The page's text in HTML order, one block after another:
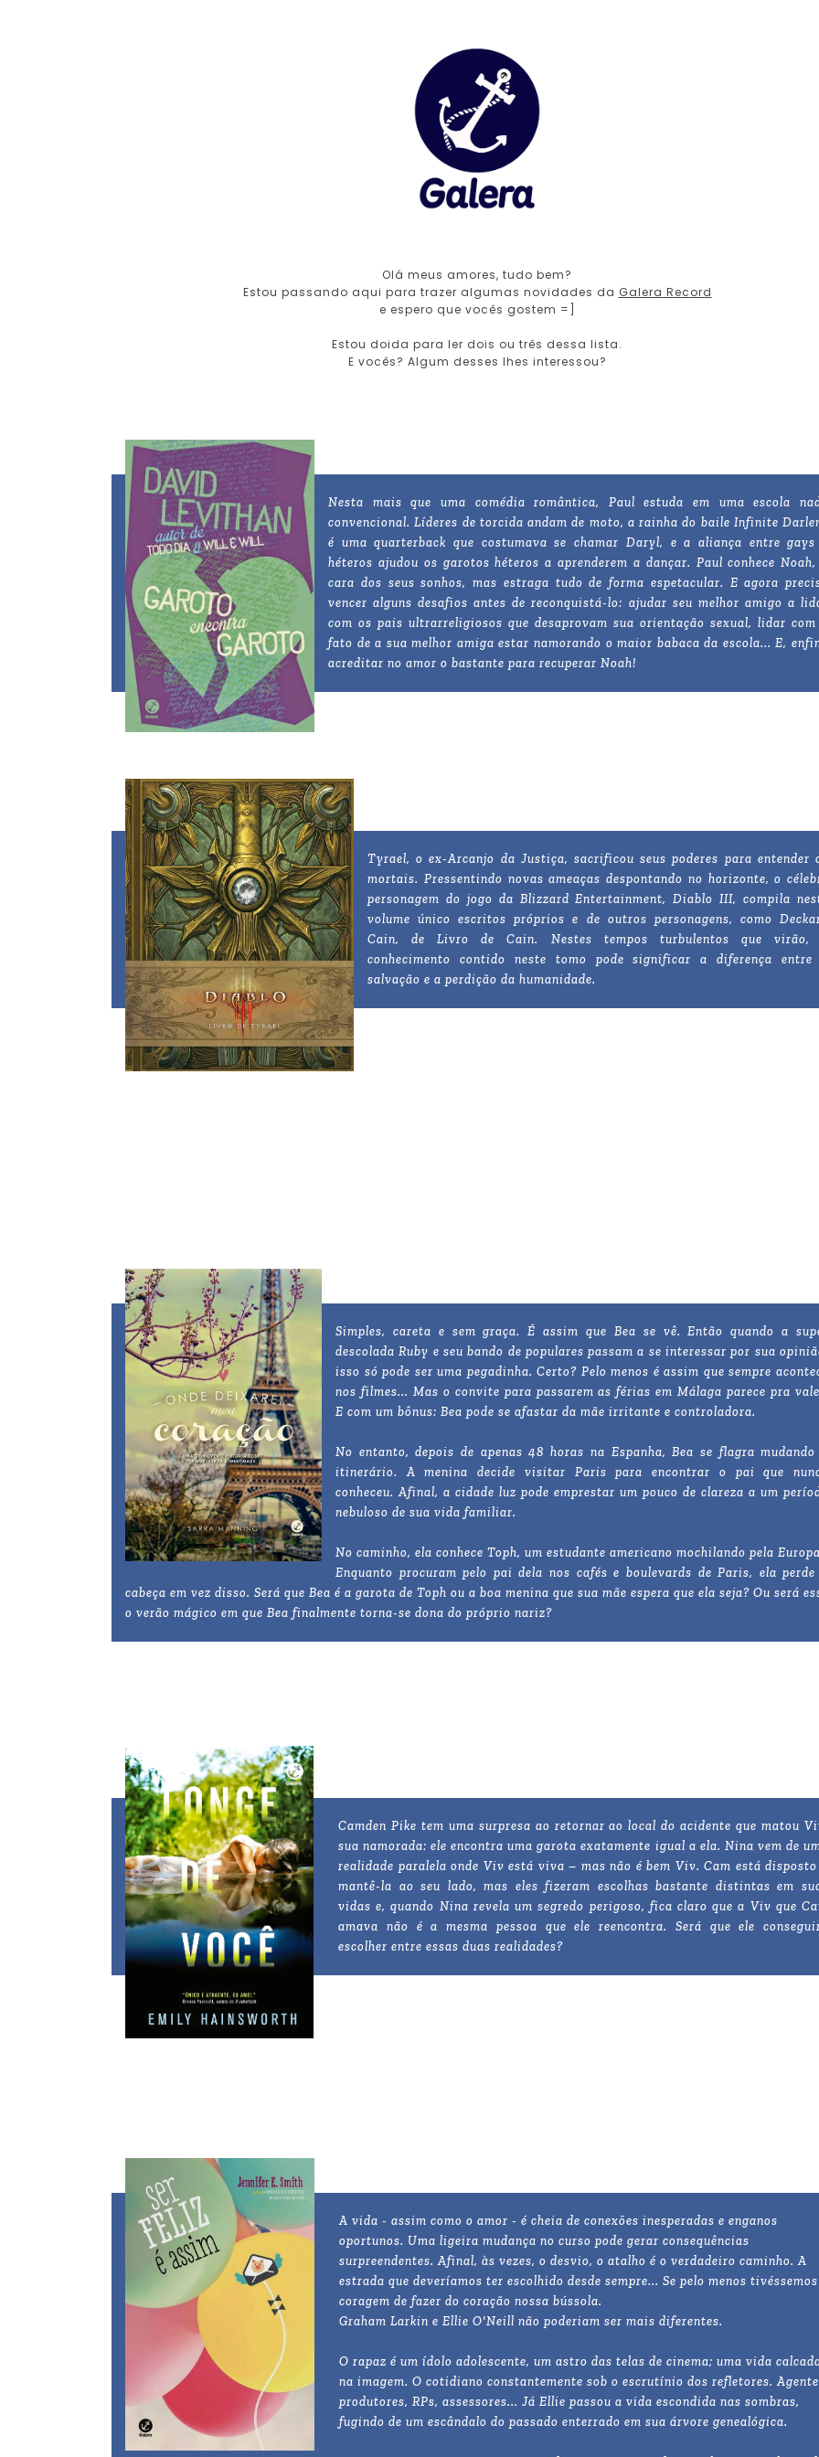
Olá meus amores, tudo bem?
Estou passando aqui para trazer algumas novidades da Galera Record
e espero que vocês gostem =]
Estou doida para ler dois ou três dessa lista.
E vocês? Algum desses lhes interessou?
Nesta mais que uma comédia romântica, Paul estuda em uma escola
convencional. Líderes de torcida andam de moto, a rainha do baile Infinite
é uma quarterback que costumava se chamar Daryl, e a aliança entre gays
héteros ajudou os garotos héteros a aprenderem a dançar. Paul conhece
cara dos seus sonhos, mas estraga tudo de forma espetacular. E agora
vencer alguns desafios antes de reconquistá-lo: ajudar seu melhor amigo a
com os pais ultrarreligiosos que desaprovam sua orientação sexual, lidar com
fato de a sua melhor amiga estar namorando o maior babaca da escola... E,
acreditar no amor o bastante para recuperar Noah!
Tyrael, o ex-Arcanjo da Justiça, sacrificou seus poderes para entender
mortais. Pressentindo novas ameaças despontando no horizonte, o
personagem do jogo da Blizzard Entertainment, Diablo III, compila
volume único escritos próprios e de outros personagens, como
Cain, de Livro de Cain. Nestes tempos turbulentos que virão,
conhecimento contido neste tomo pode significar a diferença entre
salvação e a perdição da humanidade.
Simples, careta e sem graça. É assim que Bea se vê. Então quando a
descolada Ruby e seu bando de populares passam a se interessar por sua
isso só pode ser uma pegadinha. Certo? Pelo menos é assim que sempre
nos filmes... Mas o convite para passarem as férias em Málaga parece pra
E com um bônus: Bea pode se afastar da mãe irritante e controladora.
No entanto, depois de apenas 48 horas na Espanha, Bea se flagra mudando
itinerário. A menina decide visitar Paris para encontrar o pai que
conheceu. Afinal, a cidade luz pode emprestar um pouco de clareza a um
nebuloso de sua vida familiar.
No caminho, ela conhece Toph, um estudante americano mochilando pela
Enquanto procuram pelo pai dela nos cafés e boulevards de Paris, ela perde
cabeça em vez disso. Será que Bea é a garota de Toph ou a boa menina que sua mãe espera que ela seja? Ou será
o verão mágico em que Bea finalmente torna-se dona do próprio nariz?
Camden Pike tem uma surpresa ao retornar ao local do acidente que matou
sua namorada: ele encontra uma garota exatamente igual a ela. Nina vem de
realidade paralela onde Viv está viva – mas não é bem Viv. Cam está
mantê-la ao seu lado, mas eles fizeram escolhas bastante distintas em
vidas e, quando Nina revela um segredo perigoso, fica claro que a Viv que
amava não é a mesma pessoa que ele reencontra. Será que ele
escolher entre essas duas realidades?
A vida - assim como o amor - é cheia de conexões inesperadas e enganos
oportunos. Uma ligeira mudança no curso pode gerar consequências
surpreendentes. Afinal, às vezes, o desvio, o atalho é o verdadeiro caminho. A
estrada que deveríamos ter escolhido desde sempre... Se pelo menos
coragem de fazer do coração nossa bússola.
Graham Larkin e Ellie O'Neill não poderiam ser mais diferentes.
O rapaz é um ídolo adolescente, um astro das telas de cinema; uma vida
na imagem. O cotidiano constantemente sob o escrutínio dos refletores.
produtores, RPs, assessores... Já Ellie passou a vida escondida nas sombras,
fugindo de um escândalo do passado enterrado em sua árvore genealógica.